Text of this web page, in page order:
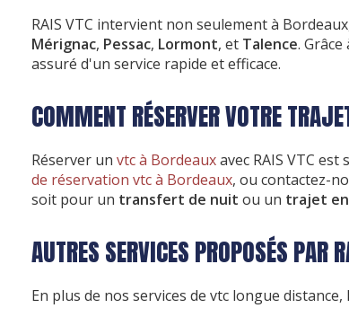
RAIS VTC intervient non seulement à
Mérignac, Pessac, Lormont, et Talence.
assuré d'un service rapide et efficace.
COMMENT RÉSERVER VOTRE
Réserver un vtc à Bordeauxavec RAIS VTC
de réservation vtc à Bordeaux, ou contactez-
soit pour un transfert de nuit ou un trajet
AUTRES SERVICES PROPOSÉS PAR
En plus de nos services de vtc longue